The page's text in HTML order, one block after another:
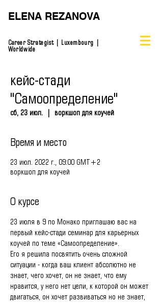
ELENA REZANOVA
Career Strategist | Luxembourg |
Worldwide
кейс-стади
"Самоопределение"
сб, 23 июл. воркшоп для коучей
Время и место
23 июл. 2022 г., 09:00 GMT+2
воркшоп для коучей
О курсе
23 июля в 9 по Монако приглашаю вас на
первый кейс-стади семинар для карьерных
коучей по теме «Самоопределение».
Его я решила посвятить очень сложной
ситуации - когда ваш клиент абсолютно не
знает, чего хочет, он не знает, что ему
нравится, у него нет цели, к которой он может
двигаться, он хочет развиваться но не знает,